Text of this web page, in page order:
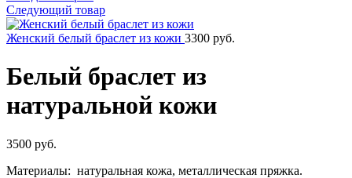
Следующий товар
Женский белый браслет из кожи 3300 руб.
Белый браслет из
натуральной кожи
3500 руб.
Материалы: натуральная кожа, металлическая пряжка.